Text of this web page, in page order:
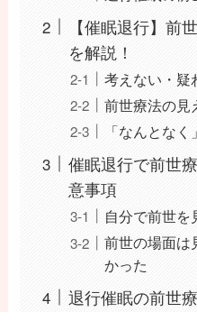
【催眠退行】前
を解説！
考えない・疑
前世療法の見
「なんとな
催眠退行で前世
意事項
自分で前世を
前世の場面は
かった
退行催眠の前世